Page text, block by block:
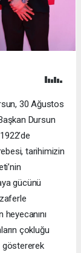
30 Ağustos
Dursun
tarihimizin
gücünü
çokluğu
göstererek